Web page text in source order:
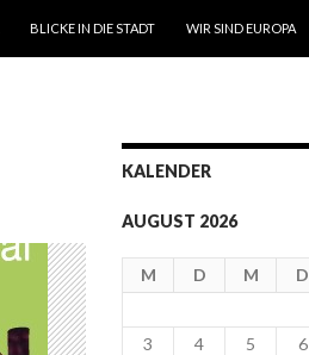
BLICKE IN DIE STADT WIR SIND EUROPA
KALENDER
AUGUST 2026
M D M D
3
4 5 6